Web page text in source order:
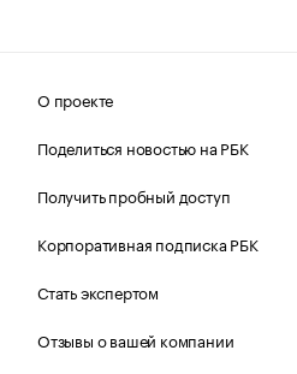
О проекте
Поделиться новостью на РБК
Получить пробный доступ
Корпоративная подписка РБК
Стать экспертом
Отзывы о вашей компании